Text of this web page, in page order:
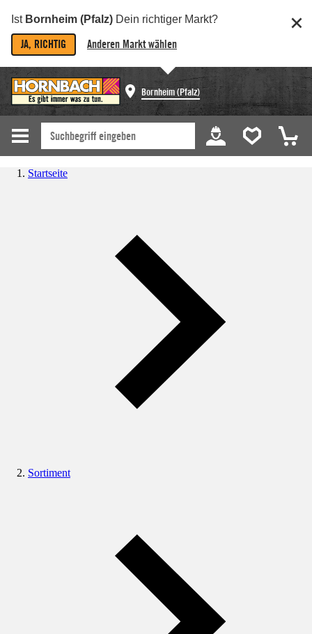
Ist Bornheim (Pfalz) Dein richtiger Markt?
JA, RICHTIG Anderen Markt wählen
Bornheim (Pfalz)
Startseite
Sortiment